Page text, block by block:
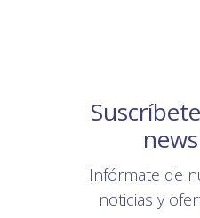
Infórmate de
noticias y